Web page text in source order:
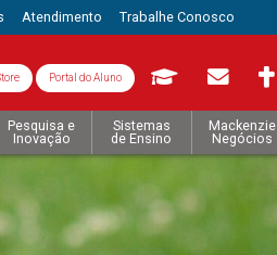
Atendimento Trabalhe Conosco
Portal do Aluno
Pesquisa e
Inovação
Sistemas
de Ensino
Mackenzie
Negócios